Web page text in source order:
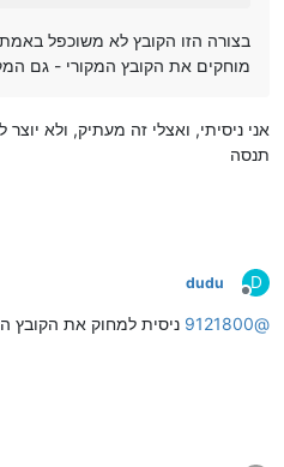
בצורה הזו הקובץ לא משוכפל
מוחקים את הקובץ המקורי - גם
אני ניסיתי, ואצלי זה מעתיק, ולא יוצר
תנסה
D
מנותק
dudu
@
9121800 ניסית למחוק את הקובץ